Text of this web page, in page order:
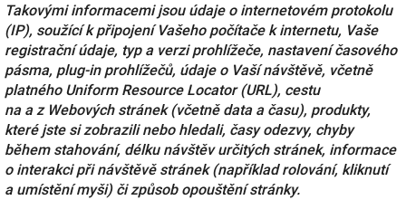
Takovými informacemi jsou údaje o internetovém protokolu
(IP), soužící k připojení Vašeho počítače k internetu, Vaše
registrační údaje, typ a verzi prohlížeče, nastavení časového
pásma, plug-in prohlížečů, údaje o Vaší návštěvě, včetně
platného Uniform Resource Locator (URL), cestu
na a z Webových stránek (včetně data a času), produkty,
které jste si zobrazili nebo hledali, časy odezvy, chyby
během stahování, délku návštěv určitých stránek, informace
o interakci při návštěvě stránek (například rolování, kliknutí
a umístění myši) či způsob opouštění stránky.